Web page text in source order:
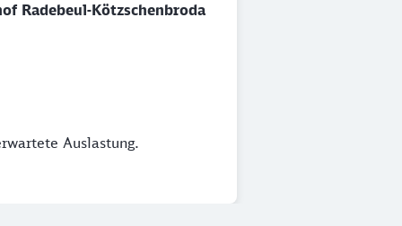
Radebeul-Kötzschenbroda
Auslastung.